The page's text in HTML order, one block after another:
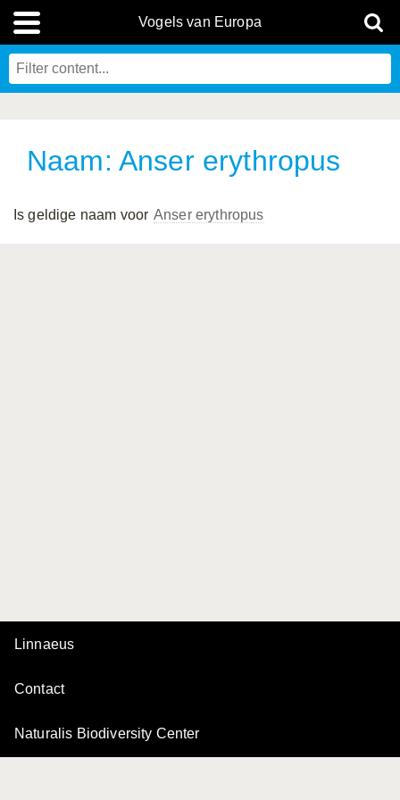
Vogels van Europa
Naam: Anser erythropus
Is geldige naam voor Anser erythropus
Linnaeus
Contact
Naturalis Biodiversity Center